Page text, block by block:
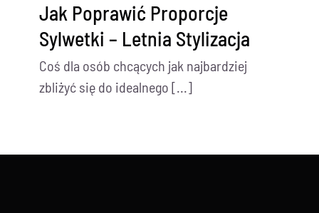
Jak Poprawić Proporcje
Sylwetki – Letnia Stylizacja
Coś dla osób chcących jak najbardziej
zbliżyć się do idealnego [...]